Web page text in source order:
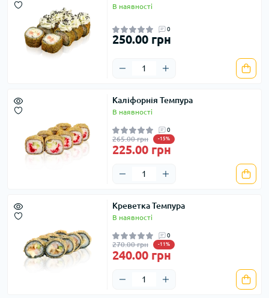
В наявності
0
250.00 грн
Каліфорнія Темпура
В наявності
0
265.00 грн -15%
225.00 грн
Креветка Темпура
В наявності
0
270.00 грн -11%
240.00 грн